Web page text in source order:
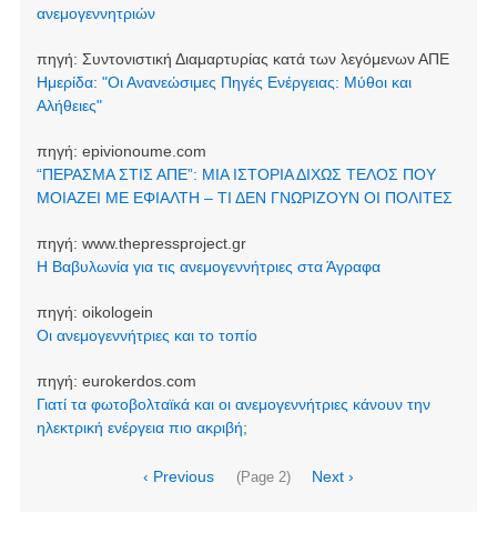
ανεμογεννητριών
πηγή: Συντονιστική Διαμαρτυρίας κατά των λεγόμενων ΑΠΕ
Ημερίδα: "Οι Ανανεώσιμες Πηγές Ενέργειας: Μύθοι και
Αλήθειες"
πηγή: epivionoume.com
“ΠΕΡΑΣΜΑ ΣΤΙΣ ΑΠΕ”: ΜΙΑ ΙΣΤΟΡΙΑ ΔΙΧΩΣ ΤΕΛΟΣ ΠΟΥ
ΜΟΙΑΖΕΙ ΜΕ ΕΦΙΑΛΤΗ – ΤΙ ΔΕΝ ΓΝΩΡΙΖΟΥΝ ΟΙ ΠΟΛΙΤΕΣ
πηγή: www.thepressproject.gr
Η Βαβυλωνία για τις ανεμογεννήτριες στα Άγραφα
πηγή: oikologein
Οι ανεμογεννήτριες και το τοπίο
πηγή: eurokerdos.com
Γιατί τα φωτοβολταϊκά και οι ανεμογεννήτριες κάνουν την
ηλεκτρική ενέργεια πιο ακριβή;
ΣελιδοποίησηΠροηγούμενη
‹ Previous (Page 2)
Next
Next ›